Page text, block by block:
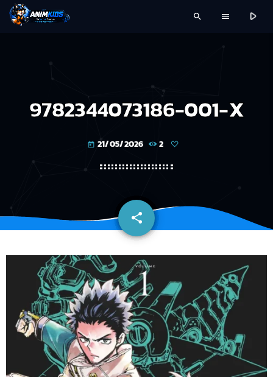
search menu play_arrow
9782344073186-001-X
today 21/05/2026 2
share
email